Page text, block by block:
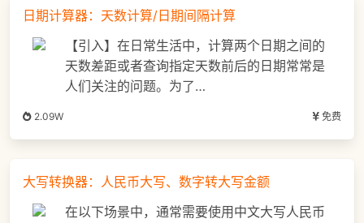
日期计算器：天数计算/日期间隔计算
【引入】在日常生活中，计算两个日期之间的
天数差距或者查询指定天数前后的日期常常是
人们关注的问题。为了…
2.09W 免费
大写转换器：人民币大写、数字转大写金额
在以下场景中，通常需要使用中文大写人民币